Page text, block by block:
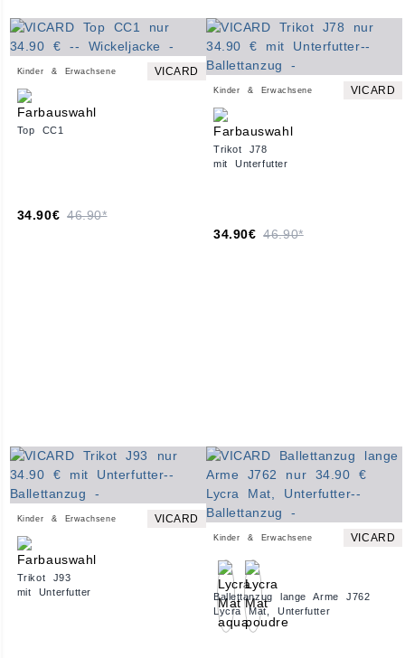
Kinder & Erwachsene VICARD
Top CC1
34.90€ 46.90*
Kinder & Erwachsene VICARD
Trikot J78
mit Unterfutter
34.90€ 46.90*
Kinder & Erwachsene VICARD
Trikot J93
mit Unterfutter
Kinder & Erwachsene VICARD
Ballettanzug lange Arme J762
Lycra Mat, Unterfutter